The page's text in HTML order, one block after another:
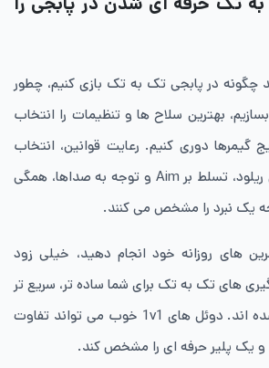
چگونه در پابجی تک به تک بازی کنیم، چطور
بهترین سلاح ها و تنظیمات را انتخاب
گیمرها دوری کنیم. رعایت قوانین، انتخاب
موقعیت مناسب، کنترل ریلود، تسلط بر Aim و توجه به صداها، همگی
یک نبرد را مشخص می کنند.
های روزانه خود انجام دهید، خیلی زود
های تک به تک برای شما ساده تر، سریع تر
و قابل پیش بینی تر شده اند. دوئل های 1v1 خوب می تواند تفاوت
و یک پلیر حرفه ای را مشخص کند.